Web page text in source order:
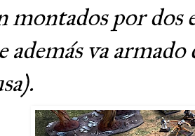
montados por dos
además va